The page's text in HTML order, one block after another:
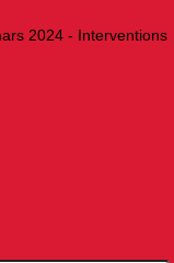
2024 - Interventions